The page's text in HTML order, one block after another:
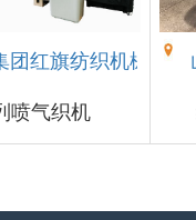
团红旗纺织机械有限
喷气织机